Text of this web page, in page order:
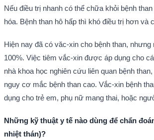
Nếu điều trị nhanh có thể chữa khỏi bệnh
hóa. Bệnh than hô hấp thì khó điều trị hơn và
Hiện nay đã có văc-xin cho bệnh than, nhưng
100%. Việc tiêm vắc-xin được áp dụng cho
nhà khoa học nghiên cứu liên quan bệnh
nguy cơ mắc bệnh than cao. Vắc-xin bệnh
dụng cho trẻ em, phụ nữ mang thai, hoặc
Những kỹ thuật y tế nào dùng để chẩn
nhiệt thán)?